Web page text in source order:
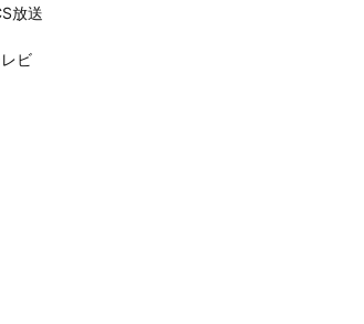
放送
ビ